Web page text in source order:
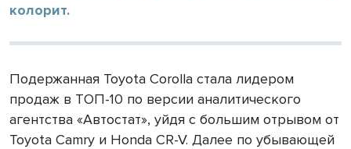
колорит.
Подержанная Toyota Corolla стала лидером
продаж в ТОП-10 по версии аналитического
агентства «Автостат», уйдя с большим отрывом от
Toyota Camry и Honda CR-V. Далее по убывающей